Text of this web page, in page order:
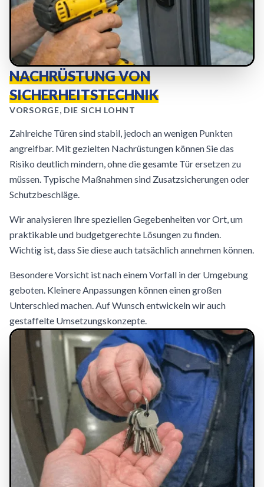
NACHRÜSTUNG VON
SICHERHEITSTECHNIK
VORSORGE, DIE SICH LOHNT
Zahlreiche Türen sind stabil, jedoch an wenigen Punkten
angreifbar. Mit gezielten Nachrüstungen können Sie das
Risiko deutlich mindern, ohne die gesamte Tür ersetzen zu
müssen. Typische Maßnahmen sind Zusatzsicherungen oder
Schutzbeschläge.
Wir analysieren Ihre speziellen Gegebenheiten vor Ort, um
praktikable und budgetgerechte Lösungen zu finden.
Wichtig ist, dass Sie diese auch tatsächlich annehmen können.
Besondere Vorsicht ist nach einem Vorfall in der Umgebung
geboten. Kleinere Anpassungen können einen großen
Unterschied machen. Auf Wunsch entwickeln wir auch
gestaffelte Umsetzungskonzepte.